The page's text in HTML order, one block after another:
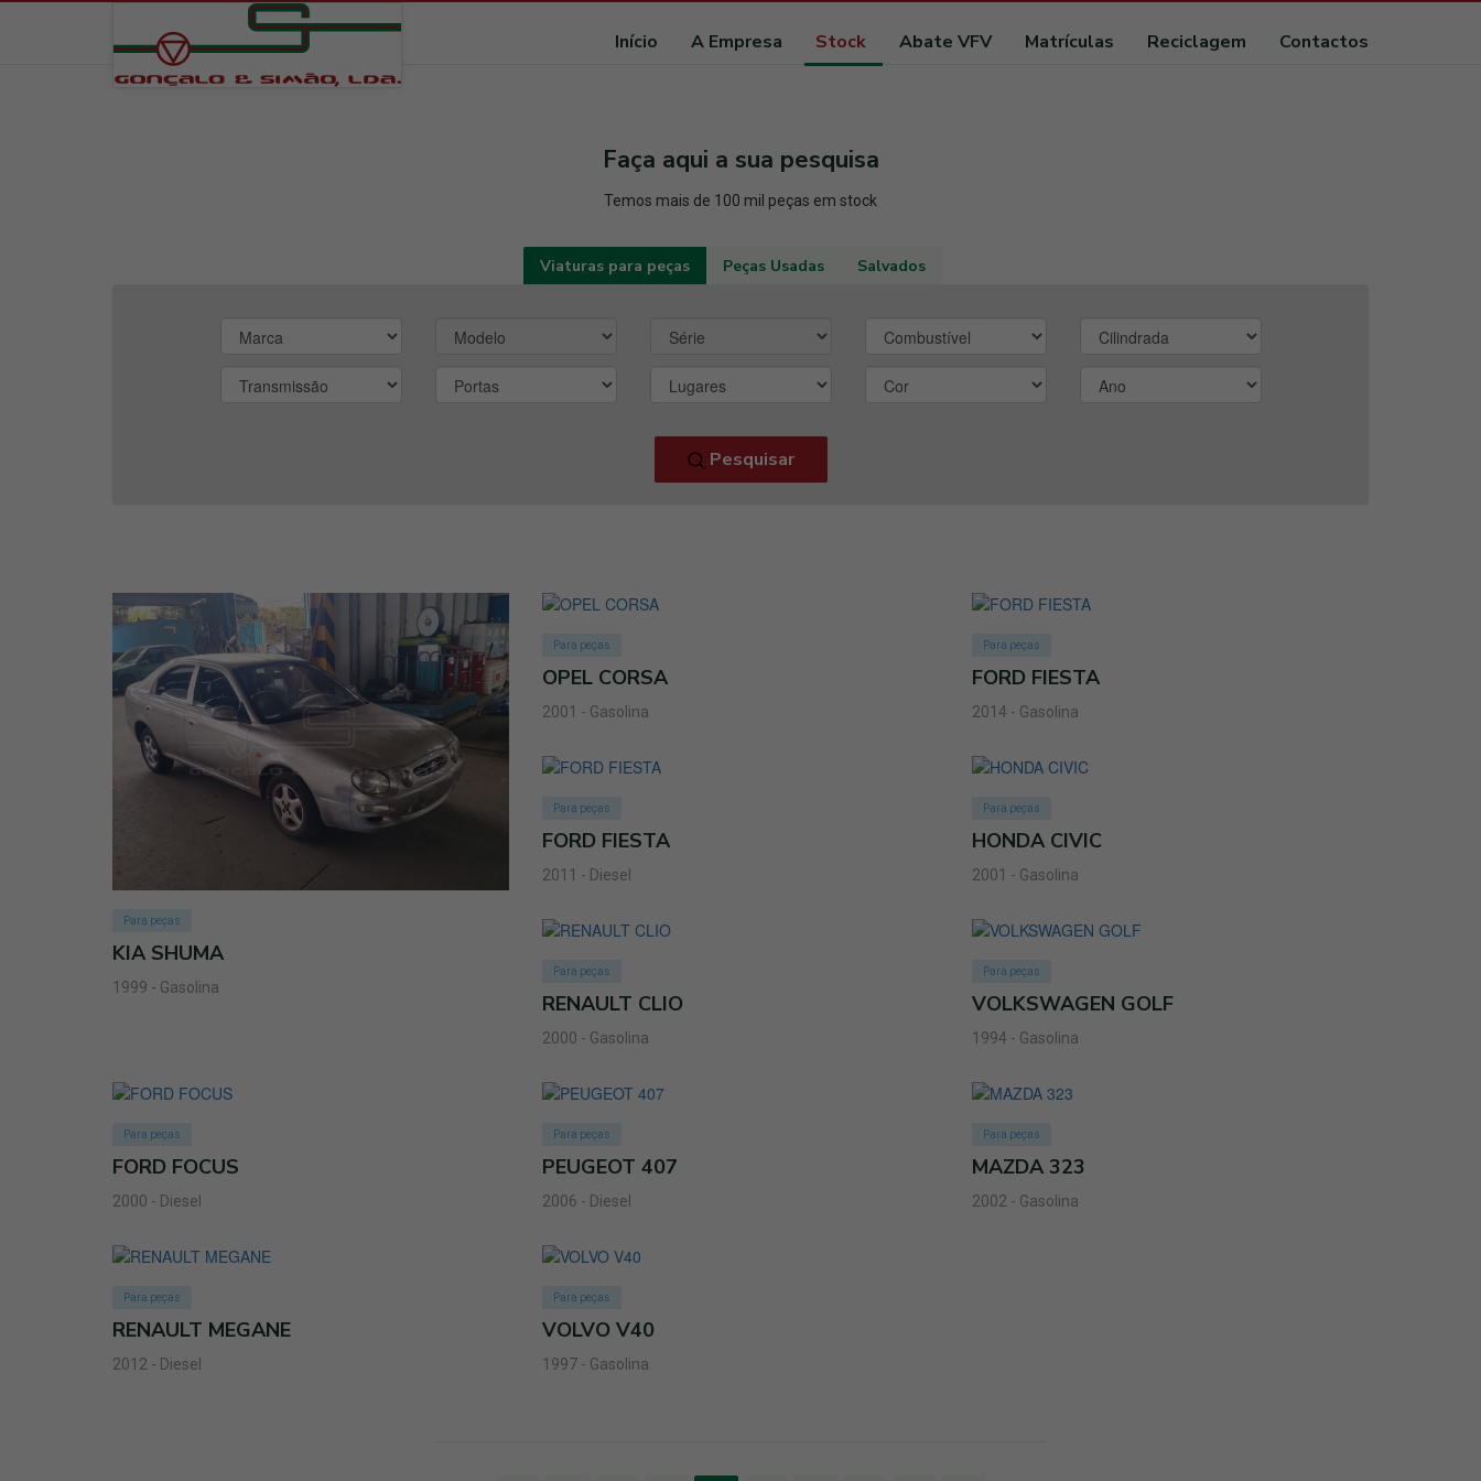
Início A Empresa Stock Abate VFV Matrículas Reciclagem Contactos
Faça aqui a sua pesquisa
Temos mais de 100 mil peças em stock
Viaturas para peças Peças Usadas Salvados
Pesquisar
Para peças
KIA SHUMA
1999 - Gasolina
Para peças
OPEL CORSA
2001 - Gasolina
Para peças
FORD FIESTA
2014 - Gasolina
Para peças
FORD FIESTA
2011 - Diesel
Para peças
HONDA CIVIC
2001 - Gasolina
Para peças
RENAULT CLIO
2000 - Gasolina
Para peças
VOLKSWAGEN GOLF
1994 - Gasolina
Para peças
FORD FOCUS
2000 - Diesel
Para peças
PEUGEOT 407
2006 - Diesel
Para peças
MAZDA 323
2002 - Gasolina
Para peças
RENAULT MEGANE
2012 - Diesel
Para peças
VOLVO V40
1997 - Gasolina